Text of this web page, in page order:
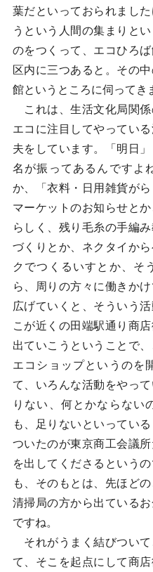
葉だといっておられまし
うという人間の集まりと
のをつくって、エコひろ
区内に三つあると。その
館というところに伺ってき
これは、生活文化局関係
エコに注目してやってい
夫をしています。「明日
名が振ってあるんですよ
か、「衣料・日用雑貨が
マーケットのお知らせと
らしく、残り毛糸の手編
づくりとか、ネクタイか
クでつくるいすとか、そ
ら、周りの方々に働きか
広げていくと、そういう
こが近くの田端駅通り商
出ていこうということで
エコショップというのを
て、いろんな活動をやっ
りない、何とかならない
も、足りないといってい
ついたのが東京商工会議
を出してくださるという
も、そのもとは、先ほど
清掃局の方から出ている
ですね。
それがうまく結びついて
て、そこを起点にして商